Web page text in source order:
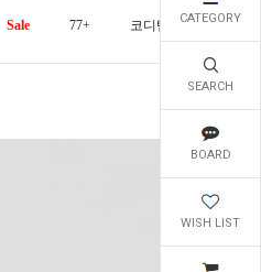
CATEGORY
SEARCH
BOARD
WISH LIST
Sale 77+ 코디템 오늘발송